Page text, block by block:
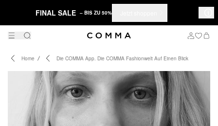
FINAL SALE – BIS ZU 50%
Home Die COMMA App. Die COMMA Fashionwelt Auf Einen Blick